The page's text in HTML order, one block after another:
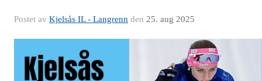
Postet av Kjelsås IL - Langrenn den 25. aug 2025